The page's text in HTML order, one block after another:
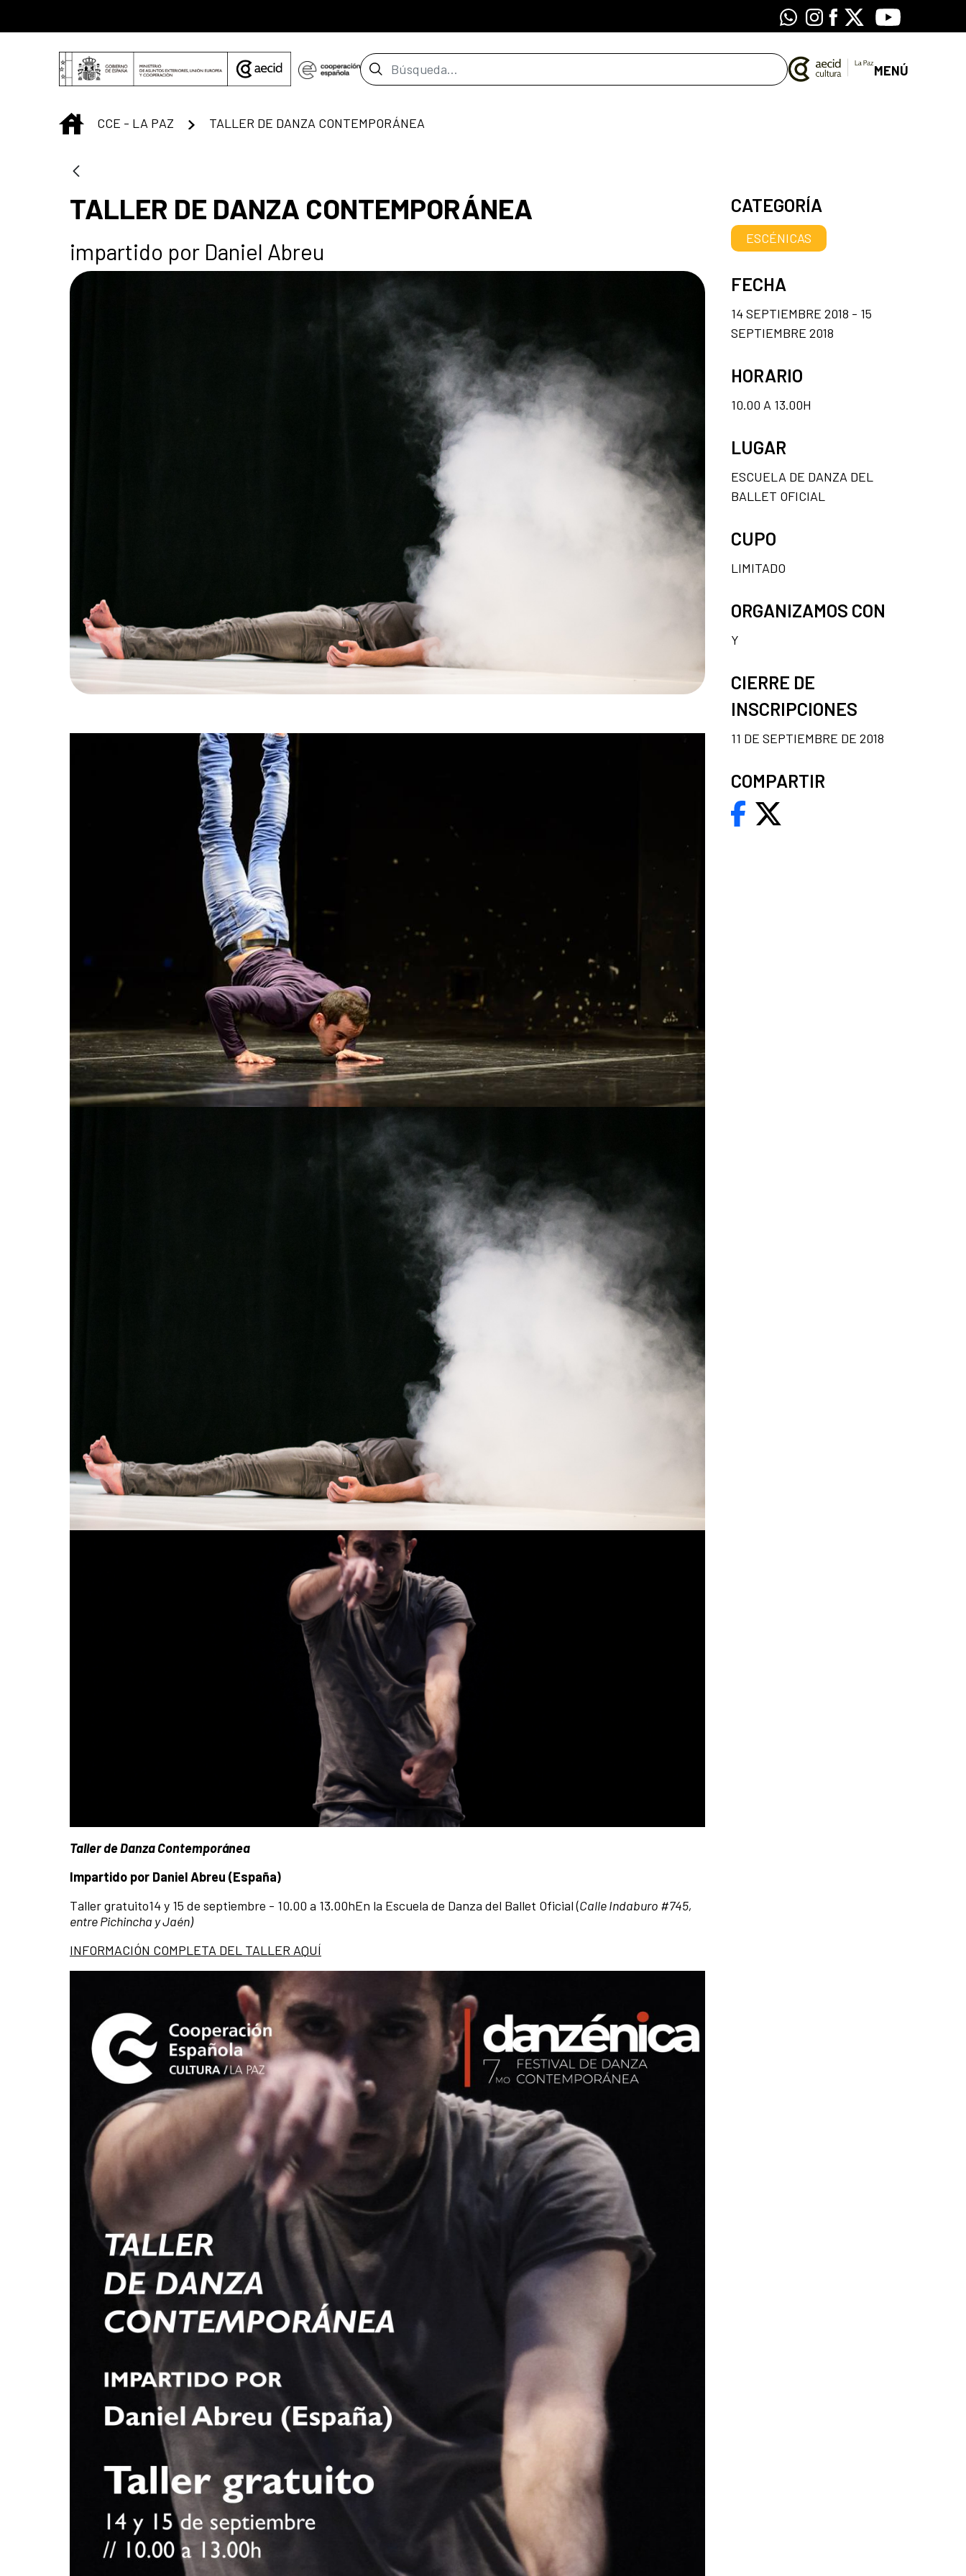
WhatsappInstagram
Facebook
X Youtube
Barra de búsqueda MENÚ
INICIO
CCE - LA PAZ TALLER DE DANZA CONTEMPORÁNEA
TALLER DE DANZA CONTEMPORÁNEA
impartido por Daniel Abreu
Taller de Danza Contemporánea
Impartido por Daniel Abreu (España)
Taller gratuito14 y 15 de septiembre - 10.00 a 13.00hEn la Escuela de Danza del Ballet Oficial (Calle Indaburo #745,
entre Pichincha y Jaén)
INFORMACIÓN COMPLETA DEL TALLER AQUÍ
CATEGORÍA
ESCÉNICAS
FECHA
14 SEPTIEMBRE 2018 - 15
SEPTIEMBRE 2018
HORARIO
10.00 A 13.00H
LUGAR
ESCUELA DE DANZA DEL
BALLET OFICIAL
CUPO
LIMITADO
ORGANIZAMOS CON
Y
CIERRE DE
INSCRIPCIONES
11 DE SEPTIEMBRE DE 2018
COMPARTIR